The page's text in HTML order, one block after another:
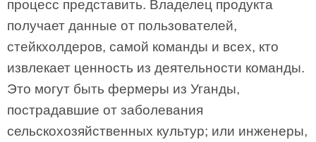
процесс представить. Владелец продукта
получает данные от пользователей,
стейкхолдеров, самой команды и всех, кто
извлекает ценность из деятельности команды.
Это могут быть фермеры из Уганды,
пострадавшие от заболевания
сельскохозяйственных культур; или инженеры,